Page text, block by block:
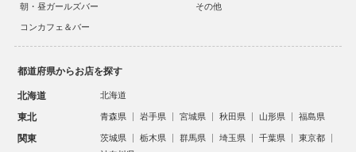
朝・昼ガールズバー
その他
コンカフェ＆バー
都道府県からお店を探す
北海道 北海道
東北 青森県 岩手県 宮城県 秋田県 山形県 福島県
関東 茨城県 栃木県 群馬県 埼玉県 千葉県
東京都